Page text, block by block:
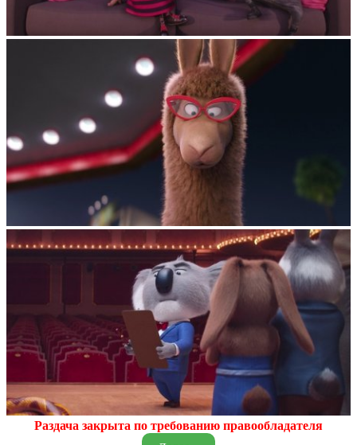
Раздача закрыта по требованию правообладателя